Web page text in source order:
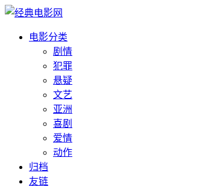
电影分类
剧情
犯罪
悬疑
文艺
亚洲
喜剧
爱情
动作
归档
友链